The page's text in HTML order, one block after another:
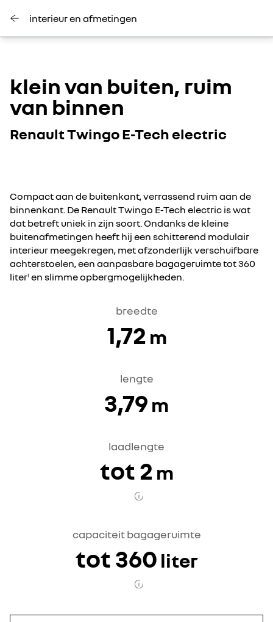
interieur en afmetingen
klein van buiten, ruim
van binnen
Renault Twingo E-Tech electric
Compact aan de buitenkant, verrassend ruim aan de
binnenkant. De Renault Twingo E-Tech electric is wat
dat betreft uniek in zijn soort. Ondanks de kleine
buitenafmetingen heeft hij een schitterend modulair
interieur meegekregen, met afzonderlijk verschuifbare
achterstoelen, een aanpasbare bagageruimte tot 360
liter1 en slimme opbergmogelijkheden.
breedte
1,72 m
lengte
3,79 m
laadlengte
tot 2 m
capaciteit bagageruimte
tot 360 liter